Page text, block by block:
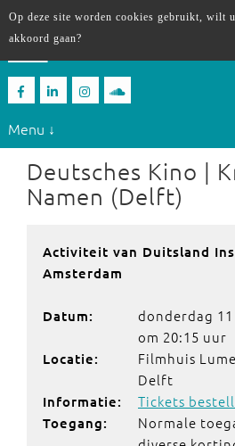
Menu ↓
Deutsches Kino |
Namen (Delft)
Activiteit van Duitsland
Amsterdam
Datum:
donderdag
om 20:15 uur
Locatie:
Filmhuis
Delft
Informatie: Tickets
Toegang:
Normale
Op deze site worden cookies gebruikt, wilt
akkoord gaan?